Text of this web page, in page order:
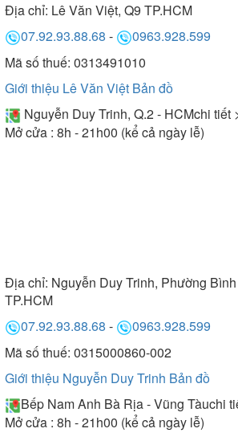
Địa chỉ: Lê Văn Việt, Q9 TP.HCM
07.92.93.88.68 -
0963.928.599
Mã số thuế: 0313491010
Giới thiệu Lê Văn Việt Bản đồ
Nguyễn Duy Trinh, Q.2 - HCMchi tiết
Mở cửa : 8h - 21h00 (kể cả ngày lễ)
Địa chỉ: Nguyễn Duy Trinh, Phường
TP.HCM
07.92.93.88.68 -
0963.928.599
Mã số thuế: 0315000860-002
Giới thiệu Nguyễn Duy Trinh Bản đồ
Bếp Nam Anh Bà Rịa - Vũng Tàuchi
Mở cửa : 8h - 21h00 (kể cả ngày lễ)